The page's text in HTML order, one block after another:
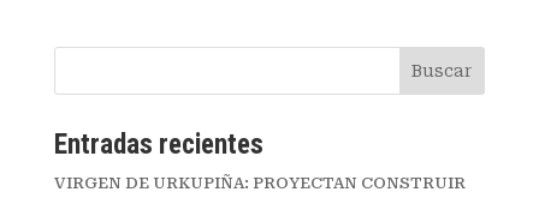
Buscar
Entradas recientes
VIRGEN DE URKUPIÑA: PROYECTAN CONSTRUIR